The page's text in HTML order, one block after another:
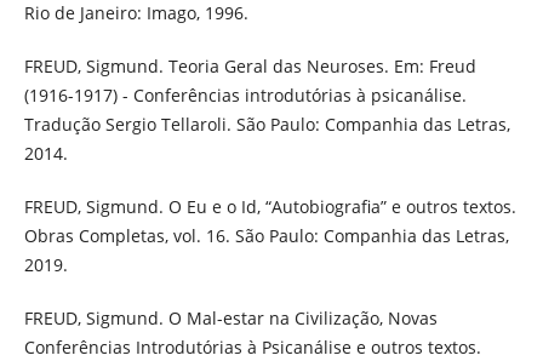
Rio de Janeiro: Imago, 1996.
FREUD, Sigmund. Teoria Geral das Neuroses. Em: Freud
(1916-1917) - Conferências introdutórias à psicanálise.
Tradução Sergio Tellaroli. São Paulo: Companhia das Letras,
2014.
FREUD, Sigmund. O Eu e o Id, “Autobiografia” e outros textos.
Obras Completas, vol. 16. São Paulo: Companhia das Letras,
2019.
FREUD, Sigmund. O Mal-estar na Civilização, Novas
Conferências Introdutórias à Psicanálise e outros textos.